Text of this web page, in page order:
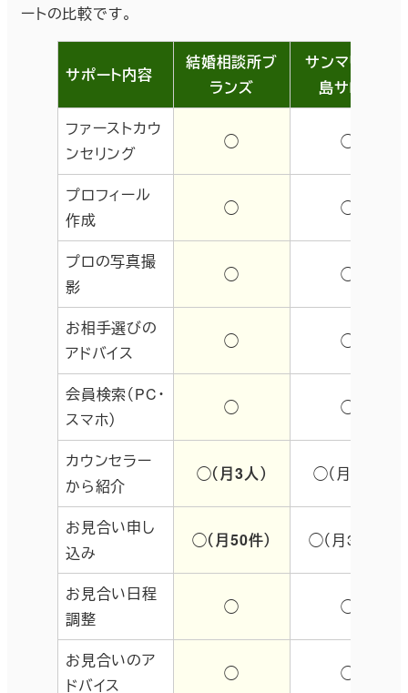
ートの比較です。
サポート内容
結婚相談所ブ
ランズ
サンマリエ広
島サロン
ファーストカウ
ンセリング
◯ ◯
プロフィール
作成
◯ ◯
プロの写真撮
影
◯ ◯
お相手選びの
アドバイス
◯ ◯
会員検索（PC・
スマホ）
◯ ◯
カウンセラー
から紹介
◯（月3人） ◯（月2人）
お見合い申し
込み
◯（月50件） ◯（月30件）
お見合い日程
調整
◯ ◯
お見合いのア
ドバイス
◯ ◯